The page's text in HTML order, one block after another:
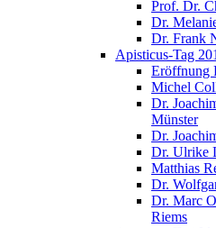
Prof. Dr.
Dr.
Dr. Frank
Apisticus-Tag
Eröffnung
Michel
Dr.
Münster
Dr.
Dr. Ulrike
Matthias
Dr.
Dr. Marc
Riems